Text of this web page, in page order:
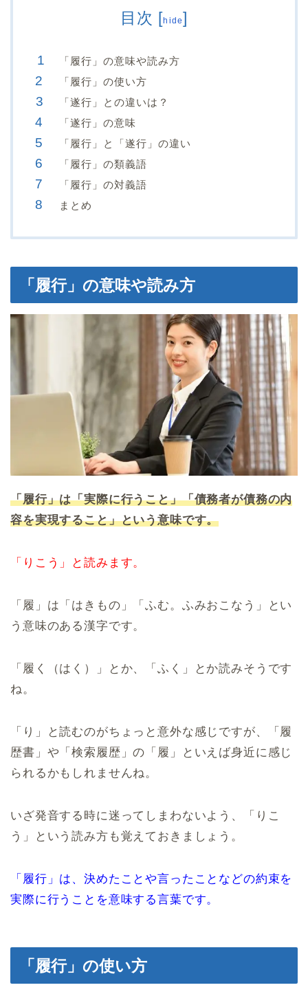
目次 [hide]
「履行」の意味や読み方
「履行」の使い方
「遂行」との違いは？
「遂行」の意味
「履行」と「遂行」の違い
「履行」の類義語
「履行」の対義語
まとめ
「履行」の意味や読み方
「履行」は「実際に行うこと」「債務者が債務の内
容を実現すること」という意味です。
「りこう」と読みます。
「履」は「はきもの」「ふむ。ふみおこなう」とい
う意味のある漢字です。
「履く（はく）」とか、「ふく」とか読みそうです
ね。
「り」と読むのがちょっと意外な感じですが、「履
歴書」や「検索履歴」の「履」といえば身近に感じ
られるかもしれませんね。
いざ発音する時に迷ってしまわないよう、「りこ
う」という読み方も覚えておきましょう。
「履行」は、決めたことや言ったことなどの約束を
実際に行うことを意味する言葉です。
「履行」の使い方